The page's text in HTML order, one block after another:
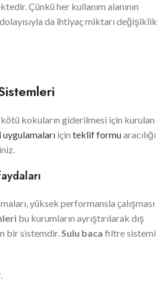
Çünkü her kullanım alanının
da ihtiyaç miktarı değişiklik
kokuların giderilmesi için kurulan
uygulamaları için teklif formuaracılığı
yüksek performansla çalışması
bu kurumların ayrıştırılarak dış
bir sistemdir.Sulu baca filtre sistemi